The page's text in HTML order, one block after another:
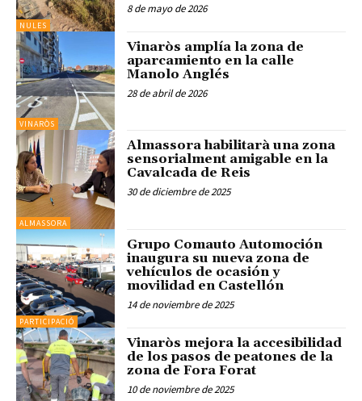
NULES
8 de mayo de 2026
VINARÒS
Vinaròs amplía la zona de
aparcamiento en la calle
Manolo Anglés
28 de abril de 2026
ALMASSORA
Almassora habilitarà una zona
sensorialment amigable en la
Cavalcada de Reis
30 de diciembre de 2025
PARTICIPACIÓ
Grupo Comauto Automoción
inaugura su nueva zona de
vehículos de ocasión y
movilidad en Castellón
14 de noviembre de 2025
Vinaròs mejora la accesibilidad
de los pasos de peatones de la
zona de Fora Forat
10 de noviembre de 2025